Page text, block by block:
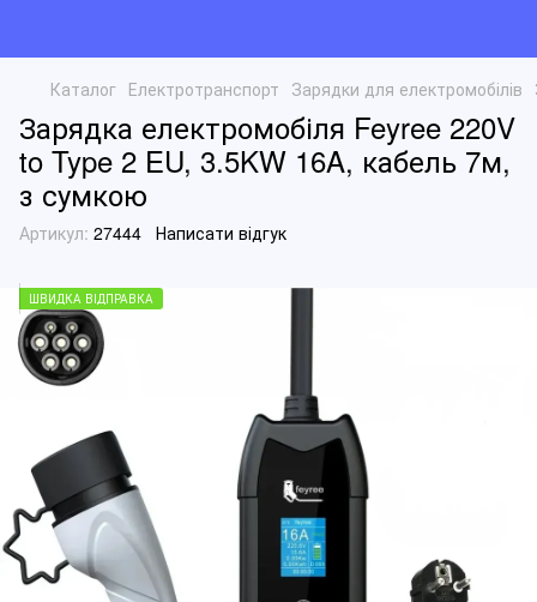
Каталог Електротранспорт Зарядки для електромобілів
Зарядка електромобіля Feyree 220V
to Type 2 EU, 3.5KW 16A, кабель 7м,
з сумкою
Артикул: 27444 Написати відгук
ШВИДКА ВІДПРАВКА